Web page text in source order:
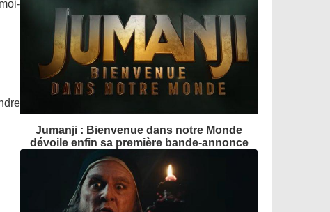
Jumanji : Bienvenue dans notre Monde
dévoile enfin sa première bande-annonce